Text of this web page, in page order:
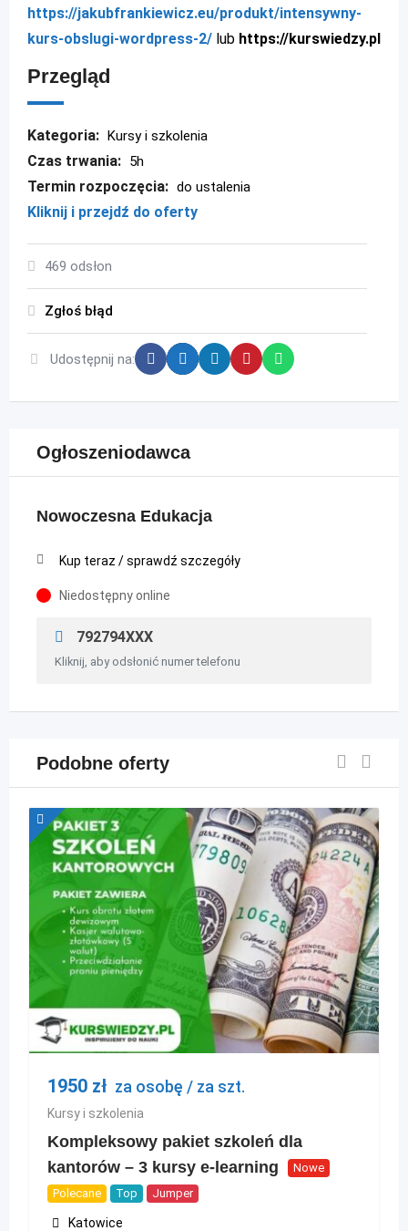
https://jakubfrankiewicz.eu/produkt/intensywny-
kurs-obslugi-wordpress-2/ lub https://kurswiedzy.pl
Przegląd
Kategoria: Kursy i szkolenia
Czas trwania: 5h
Termin rozpoczęcia: do ustalenia
Kliknij i przejdź do oferty
469 odsłon
Zgłoś błąd
Udostępnij na:
Ogłoszeniodawca
Nowoczesna Edukacja
Kup teraz / sprawdź szczegóły
Niedostępny online
792794XXX
Kliknij, aby odsłonić numer telefonu
Podobne oferty
1950 zł za osobę / za szt.
Kursy i szkolenia
Kompleksowy pakiet szkoleń dla
kantorów – 3 kursy e-learning
Nowe
Polecane
Top Jumper
Katowice